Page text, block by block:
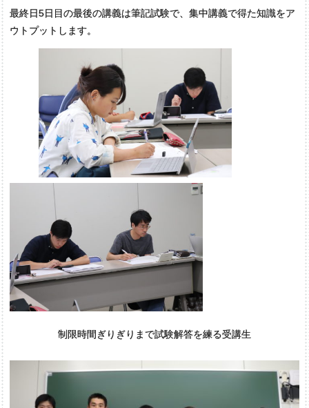
最終日5日目の最後の講義は筆記試験で、集中講義で得た知識をア
ウトプットします。
制限時間ぎりぎりまで試験解答を練る受講生